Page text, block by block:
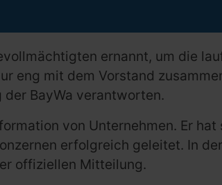
ernannt, um die
eng mit dem Vorstand
BayWa verantworten.
von Unternehmen. Er hat
erfolgreich geleitet. In
offiziellen Mitteilung.